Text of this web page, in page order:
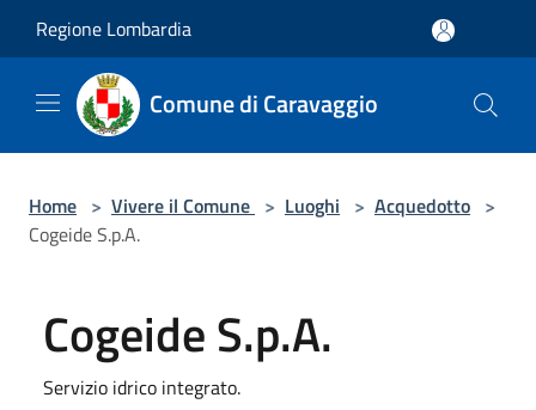
Regione Lombardia
Comune di Caravaggio
Home > Vivere il Comune > Luoghi > Acquedotto >
Cogeide S.p.A.
Cogeide S.p.A.
Servizio idrico integrato.